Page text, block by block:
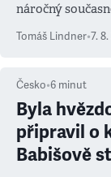
náročný
prioritu
Tomáš Lindner•7.
Česko•6 minut
Byla
připravil o
Babišově